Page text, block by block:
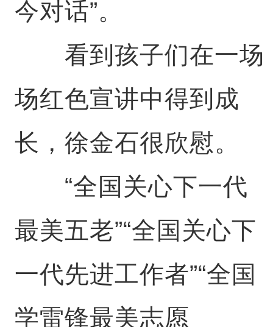
今对话”。
看到孩子们在一场
场红色宣讲中得到成
长，徐金石很欣慰。
“全国关心下一代
最美五老”“全国关心下
一代先进工作者”“全国
学雷锋最美志愿